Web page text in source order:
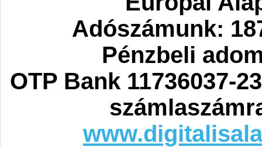
Adószámunk:
Pénzbeli
OTP Bank 11736037-